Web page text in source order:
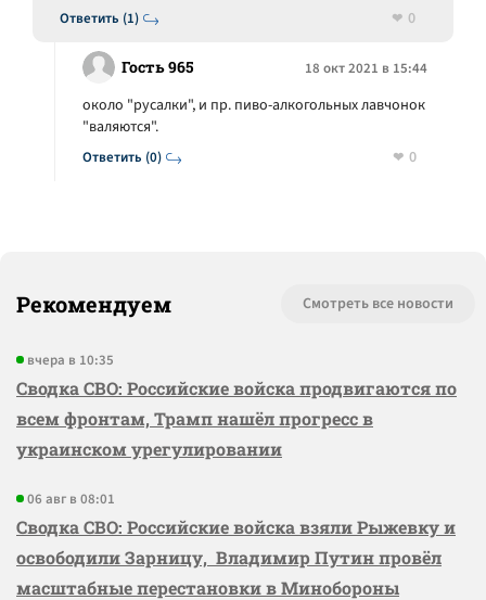
Ответить (1)
0
Гость 965 18 окт 2021 в 15:44
Ответить (0)
около "русалки", и пр. пиво-алкогольных лавчонок
"валяются".
0
Рекомендуем Смотреть все новости
вчера в 10:35
Сводка СВО: Российские войска продвигаются по
всем фронтам, Трамп нашёл прогресс в
украинском урегулировании
06 авг в 08:01
Сводка СВО: Российские войска взяли Рыжевку и
освободили Зарницу, Владимир Путин провёл
масштабные перестановки в Минобороны